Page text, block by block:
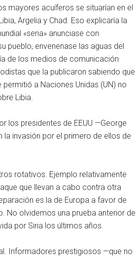
mayores acuíferos se situarían en el
Argelia y Chad. Eso explicaría la
«seria» anunciase con
pueblo, envenenase las aguas del
de los medios de comunicación
que la publicaron sabiendo que
a Naciones Unidas (UN) no
Libia.
los presidentes de EEUU —George
invasión por el primero de ellos de
rotativos. Ejemplo relativamente
que llevan a cabo contra otra
es la de Europa a favor de
No olvidemos una prueba anterior de
por Siria los últimos años.
Informadores prestigiosos —que no